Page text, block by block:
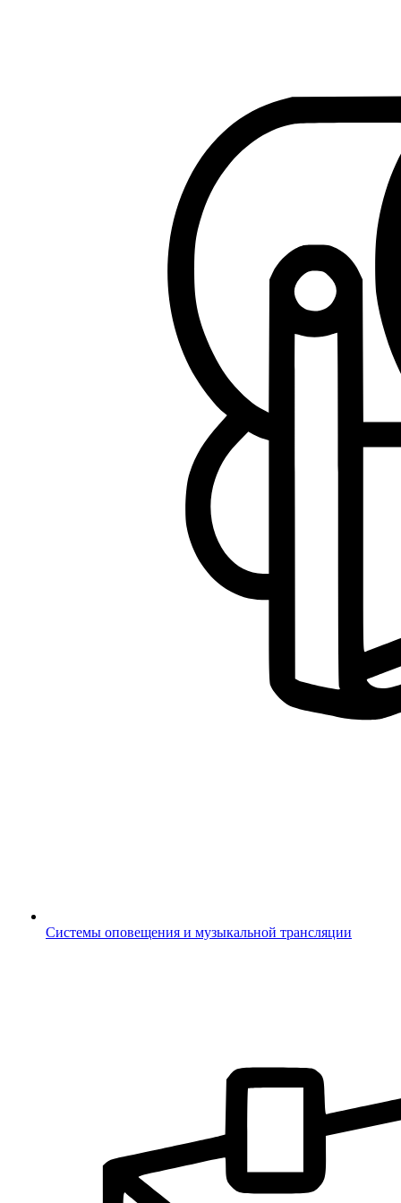
Системы оповещения и музыкальной трансляции